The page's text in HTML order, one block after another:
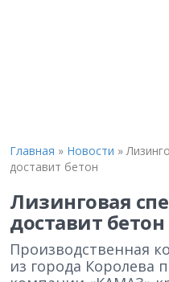
Главная » Новости »
доставит бетон
Лизинговая
доставит бетон
Производственная
из города Королева